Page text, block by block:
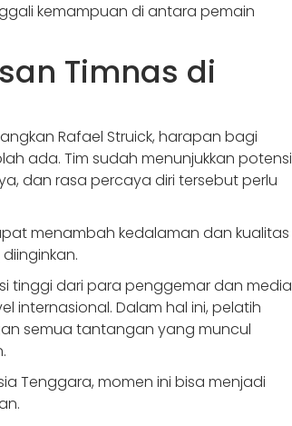
kemampuan di antara pemain
Timnas di
Rafael Struick, harapan bagi
ada. Tim sudah menunjukkan potensi
dan rasa percaya diri tersebut perlu
menambah kedalaman dan kualitas
tinggi dari para penggemar dan media
internasional. Dalam hal ini, pelatih
semua tantangan yang muncul
Tenggara, momen ini bisa menjadi